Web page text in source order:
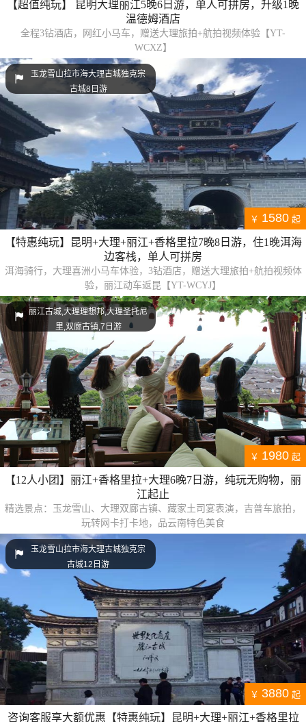
【超值纯玩】 昆明大理丽江5晚6日游，单人可拼房，升级1晚
温德姆酒店
全程3钻酒店，网红小马车，赠送大理旅拍+航拍视频体验【YT-
WCXZ】
玉龙雪山拉市海大理古城独克宗
古城8日游
￥ 1580 起
【特惠纯玩】昆明+大理+丽江+香格里拉7晚8日游，住1晚洱海
边客栈，单人可拼房
洱海骑行，大理喜洲小马车体验，3钻酒店，赠送大理旅拍+航拍视频体
验，丽江动车返昆【YT-WCYJ】
丽江古城,大理理想邦,大理圣托尼
里,双廊古镇,7日游
￥ 1980 起
【12人小团】丽江+香格里拉+大理6晚7日游，纯玩无购物，丽
江起止
精选景点：玉龙雪山、大理双廊古镇、藏家土司宴表演，吉普车旅拍，
玩转网卡打卡地，品云南特色美食
玉龙雪山拉市海大理古城独克宗
古城12日游
￥ 3880 起
咨询客服享大额优惠【特惠纯玩】昆明+大理+丽江+香格里拉